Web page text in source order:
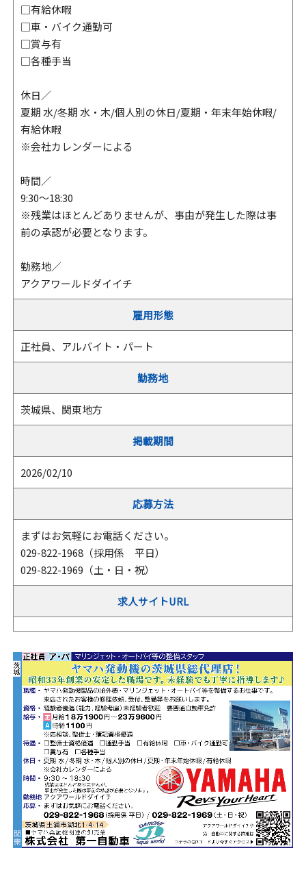
□有給休暇
□車・バイク通勤可
□賞与有
□各種手当
休日／
夏期 水/冬期 水・木/個人別の休日/夏期・年末年始休暇/
有給休暇
※会社カレンダーによる
時間／
9:30～18:30
※残業はほとんどありませんが、事由が発生した際は事
前の承認が必要となります。
勤務地／
アクアワールドダイイチ
雇用形態
正社員、アルバイト・パート
勤務地
茨城県、関東地方
掲載期間
2026/02/10
応募方法
まずはお気軽にお電話ください。
029-822-1968（採用係 平日）
029-822-1969（土・日・祝）
求人サイトURL